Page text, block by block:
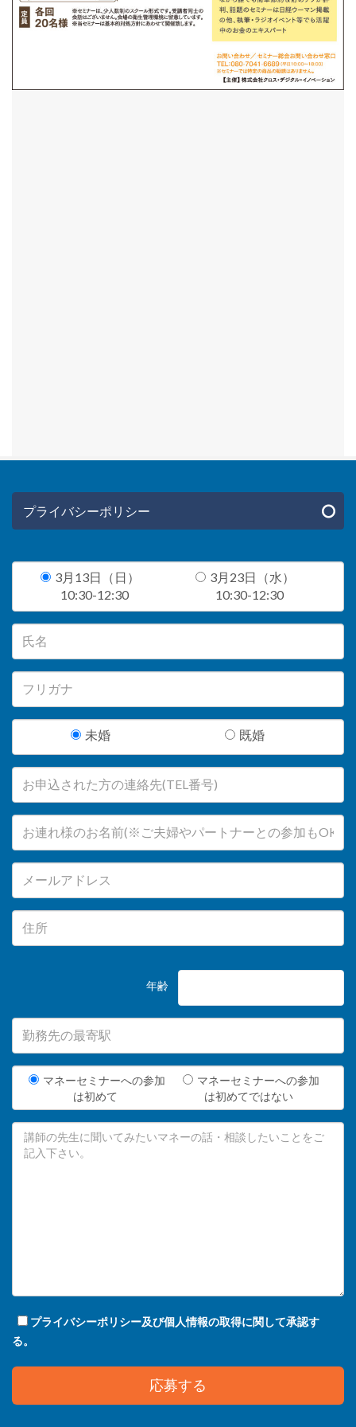
プライバシーポリシー
3月13日（日）
10:30-12:30
3月23日（水）
10:30-12:30
未婚 既婚
年齢
マネーセミナーへの参加
は初めて
マネーセミナーへの参加
は初めてではない
プライバシーポリシー及び個人情報の取得に関して承認す
る。